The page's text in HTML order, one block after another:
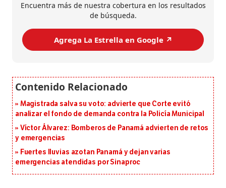
Encuentra más de nuestra cobertura en los resultados
de búsqueda.
Agrega La Estrella en Google ↗️
Magistrada salva su voto: advierte que Corte evitó
analizar el fondo de demanda contra la Policía Municipal
Víctor Álvarez: Bomberos de Panamá advierten de retos
y emergencias
Fuertes lluvias azotan Panamá y dejan varias
emergencias atendidas por Sinaproc